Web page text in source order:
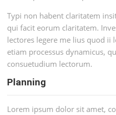
Typi non habent claritatem
qui facit eorum claritatem.
lectores legere me lius quod ii
etiam processus dynamicus,
consuetudium lectorum.
Planning
Lorem ipsum dolor sit amet,